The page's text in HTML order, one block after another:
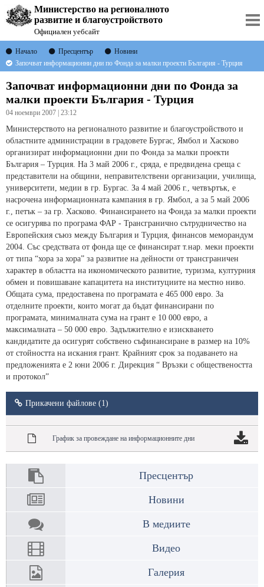
Министерство на регионалното
развитие и благоустройството
Официален уебсайт
Начало Пресцентър
Новини
Започват информационни дни по Фонда за малки проекти България - Турция
Започват информационни дни по Фонда за
малки проекти България - Турция
04 ноември 2007 | 23:12
Министерството на регионалното развитие и благоустройството и
областните администрации в градовете Бургас, Ямбол и Хасково
организират информационни дни по Фонда за малки проекти
България – Турция. На 3 май 2006 г., сряда, е предвидена среща с
представители на общини, неправителствени организации, училища,
университети, медии в гр. Бургас. За 4 май 2006 г., четвъртък, е
насрочена информационната кампания в гр. Ямбол, а за 5 май 2006
г., петък – за гр. Хасково. Финансирането на Фонда за малки проекти
се осигурява по програма ФАР - Трансгранично сътрудничество на
Европейския съюз между България и Турция, финансов меморандум
2004. Със средствата от фонда ще се финансират т.нар. меки проекти
от типа “хора за хора” за развитие на дейности от трансграничен
характер в областта на икономическото развитие, туризма, културния
обмен и повишаване капацитета на институциите на местно ниво.
Общата сума, предоставена по програмата е 465 000 евро. За
отделните проекти, които могат да бъдат финансирани по
програмата, минималната сума на грант е 10 000 евро, а
максималната – 50 000 евро. Задължително е изискването
кандидатите да осигурят собствено съфинансиране в размер на 10%
от стойността на искания грант. Крайният срок за подаването на
предложенията е 2 юни 2006 г. Дирекция “ Връзки с обществеността
и протокол”
Прикачени файлове (1)
График за провеждане на информационните дни
Пресцентър
Новини
В медиите
Видео
Галерия